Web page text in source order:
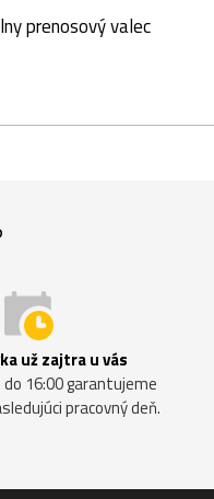
prenosový valec
už zajtra u vás
do 16:00 garantujeme
pracovný deň.